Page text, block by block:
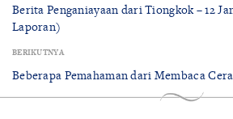
Berita Penganiayaan dari Tiongkok – 12
Laporan)
BERIKUTNYA
Beberapa Pemahaman dari Membaca